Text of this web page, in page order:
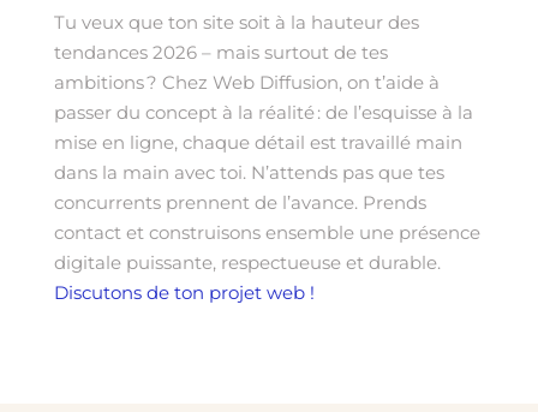
Tu veux que ton site soit à la hauteur des
tendances 2026 – mais surtout de tes
ambitions ? Chez Web Diffusion, on t’aide à
passer du concept à la réalité : de l’esquisse à la
mise en ligne, chaque détail est travaillé main
dans la main avec toi. N’attends pas que tes
concurrents prennent de l’avance. Prends
contact et construisons ensemble une présence
digitale puissante, respectueuse et durable.
Discutons de ton projet web !